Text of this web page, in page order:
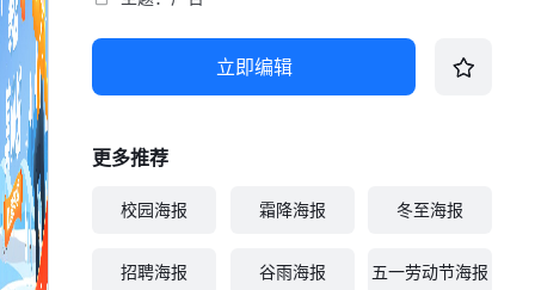
立即编辑
更多推荐
校园海报 霜降海报 冬至海报
招聘海报 谷雨海报 五一劳动节海报